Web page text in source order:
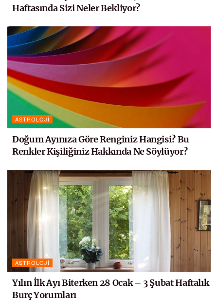
Haftasında Sizi Neler Bekliyor?
ASTROLOJI
Doğum Ayınıza Göre Renginiz Hangisi? Bu
Renkler Kişiliğiniz Hakkında Ne Söylüyor?
ASTROLOJI
Yılın İlk Ayı Biterken 28 Ocak – 3 Şubat Haftalık
Burç Yorumları